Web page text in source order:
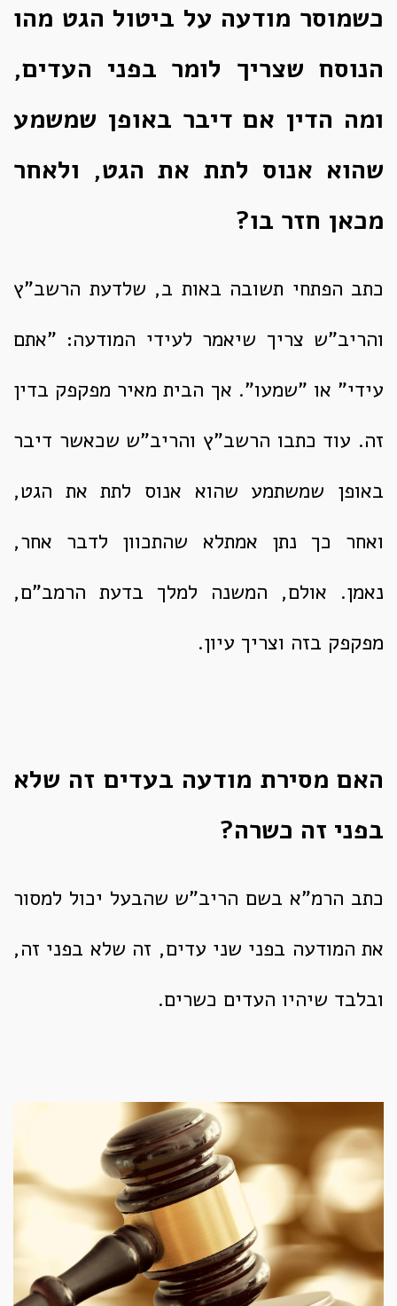
כשמוסר מודעה על ביטול הגט מהו
הנוסח שצריך לומר בפני העדים,
ומה הדין אם דיבר באופן שמשמע
שהוא אנוס לתת את הגט, ולאחר
מכאן חזר בו?
כתב הפתחי תשובה באות ב, שלדעת הרשב"ץ
והריב"ש צריך שיאמר לעידי המודעה: "אתם
עידי" או "שמעו". אך הבית מאיר מפקפק בדין
זה. עוד כתבו הרשב"ץ והריב"ש שכאשר דיבר
באופן שמשתמע שהוא אנוס לתת את הגט,
ואחר כך נתן אמתלא שהתכוון לדבר אחר,
נאמן. אולם, המשנה למלך בדעת הרמב"ם,
מפקפק בזה וצריך עיון.
האם מסירת מודעה בעדים זה שלא
בפני זה כשרה?
כתב הרמ"א בשם הריב"ש שהבעל יכול למסור
את המודעה בפני שני עדים, זה שלא בפני זה,
ובלבד שיהיו העדים כשרים.